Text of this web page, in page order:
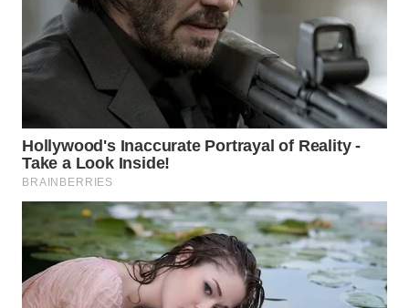
WN
GORONTALO
WN
MALUKU
WN
MALUT
WN